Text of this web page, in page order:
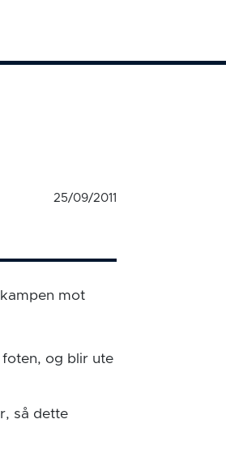
25/09/2011
mot
og blir ute
så dette